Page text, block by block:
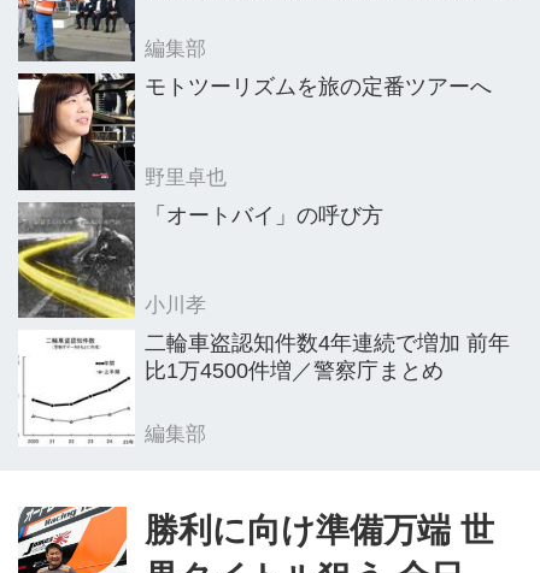
た時に、現地の知人からCFMOTOの関
係者を紹介してもらったことがきっか
編集部
モトツーリズムを旅の定番ツアーへ
野里卓也
「オートバイ」の呼び方
小川孝
二輪車盗認知件数4年連続で増加 前年
比1万4500件増／警察庁まとめ
編集部
勝利に向け準備万端 世